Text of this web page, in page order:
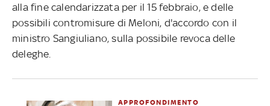
alla fine calendarizzata per il 15 febbraio, e delle
possibili contromisure di Meloni, d'accordo con il
ministro Sangiuliano, sulla possibile revoca delle
deleghe.
APPROFONDIMENTO